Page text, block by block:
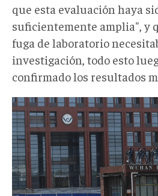
que esta evaluación haya
suficientemente amplia", y
fuga de laboratorio
investigación, todo esto
confirmado los resultados